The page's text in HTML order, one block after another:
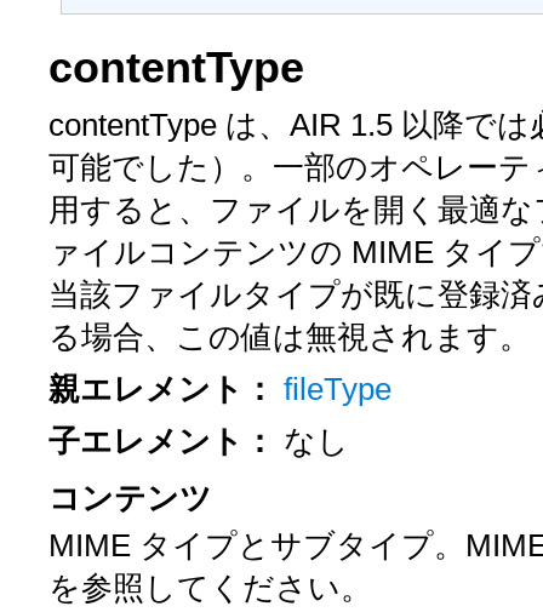
contentType
contentType は、AIR 1.5 以降で
可能でした）。一部のオペレー
用すると、ファイルを開く最適
ァイルコンテンツの MIME タイ
当該ファイルタイプが既に登録
る場合、この値は無視されます。
親エレメント： fileType
子エレメント： なし
コンテンツ
MIME タイプとサブタイプ。
を参照してください。